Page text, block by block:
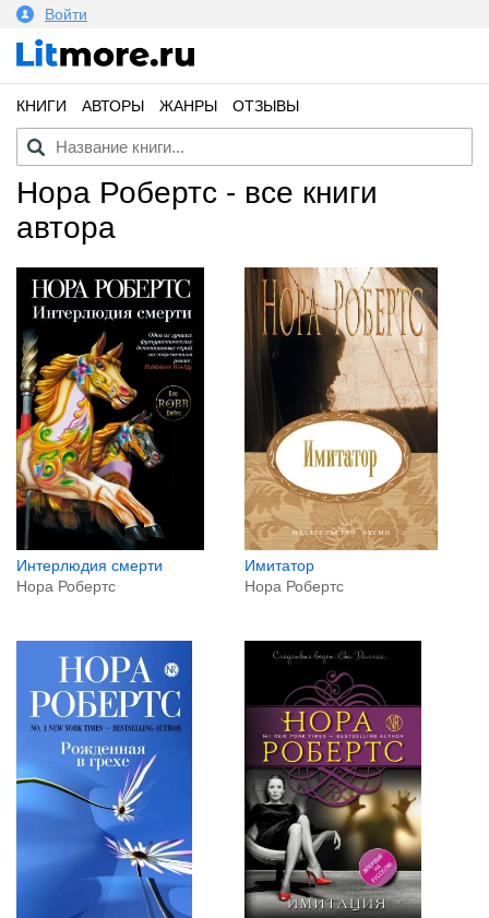
Войти
КНИГИ АВТОРЫ ЖАНРЫ ОТЗЫВЫ
Нора Робертс - все книги
автора
Интерлюдия смерти
Нора Робертс
Имитатор
Нора Робертс